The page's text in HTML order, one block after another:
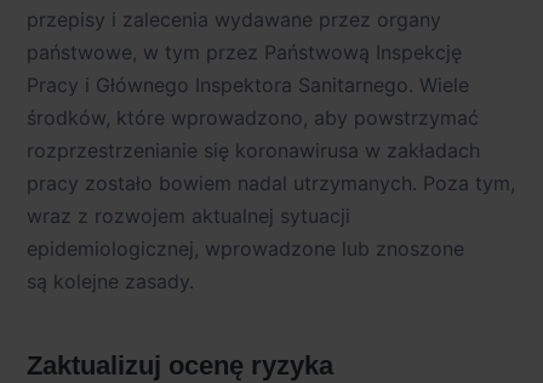
przepisy i zalecenia wydawane przez organy
państwowe, w tym przez Państwową Inspekcję
Pracy i Głównego Inspektora Sanitarnego. Wiele
środków, które wprowadzono, aby powstrzymać
rozprzestrzenianie się koronawirusa w zakładach
pracy zostało bowiem nadal utrzymanych. Poza tym,
wraz z rozwojem aktualnej sytuacji
epidemiologicznej, wprowadzone lub znoszone
są kolejne zasady.
Zaktualizuj ocenę ryzyka